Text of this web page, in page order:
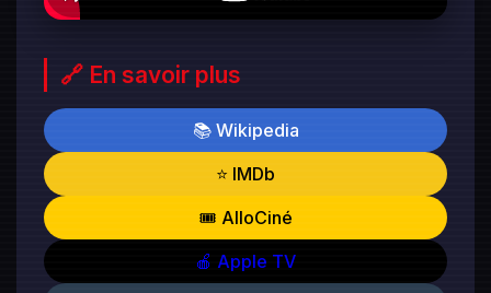
🔗 En savoir plus
📚 Wikipedia
⭐ IMDb
🎟️ AlloCiné
🍎 Apple TV